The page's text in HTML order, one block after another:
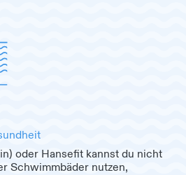
oder Hansefit kannst du nicht
Schwimmbäder nutzen,